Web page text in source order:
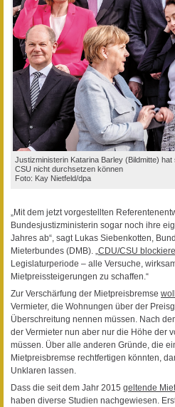
Justizministerin Katarina Barley (Bildmitte)
CSU nicht durchsetzen können
Foto: Kay Nietfeld/dpa
„Mit dem jetzt vorgestellten
Bundesjustizministerin sogar noch ihre
Jahres ab“, sagt Lukas Siebenkotten,
Mieterbundes (DMB). „CDU/CSU
Legislaturperiode – alle Versuche,
Mietpreissteigerungen zu schaffen.“
Zur Verschärfung der Mietpreisbremse
Vermieter, die Wohnungen über der
Überschreitung nennen müssen. Nach
der Vermieter nun aber nur die Höhe der
müssen. Über alle anderen Gründe, die
Mietpreisbremse rechtfertigen könnten,
Unklaren lassen.
Dass die seit dem Jahr 2015 geltende
haben diverse Studien nachgewiesen.